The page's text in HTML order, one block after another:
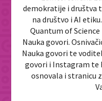
demokratije i društva
na društvo i AI
Quantum of
Nauka govori.
Nauka govori te
govori i Instagram te
osnovala i stranicu